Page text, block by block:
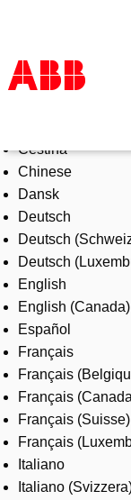
Products &
Industries
Services
About us
Where to buy
Contact us
Careers
Čeština
Chinese
Dansk
Deutsch
Deutsch
Deutsch
English
English (Canada)
Español
Français
Français
Français
Français (Suisse)
Français
Italiano
Italiano